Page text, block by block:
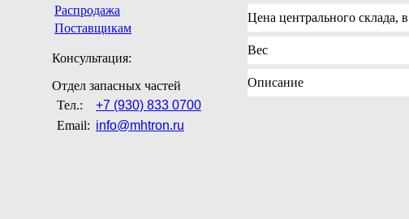
Распродажа
Поставщикам
Консультация:
Отдел запасных частей
Тел.:
+7 (930) 833 0700
Email: info@mhtron.ru
Цена центрального склада,
Вес
Описание